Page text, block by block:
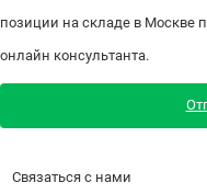
позиции на складе в Москве
онлайн консультанта.
Связаться с нами